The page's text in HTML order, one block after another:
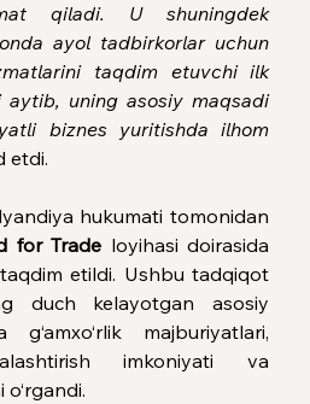
qiladi. U shuningdek
ayol tadbirkorlar uchun
taqdim etuvchi ilk
aytib, uning asosiy maqsadi
biznes yuritishda ilhom
etdi.
hukumati tomonidan
for Trade loyihasi doirasida
etildi. Ushbu tadqiqot
duch kelayotgan asosiy
majburiyatlari,
imkoniyati va